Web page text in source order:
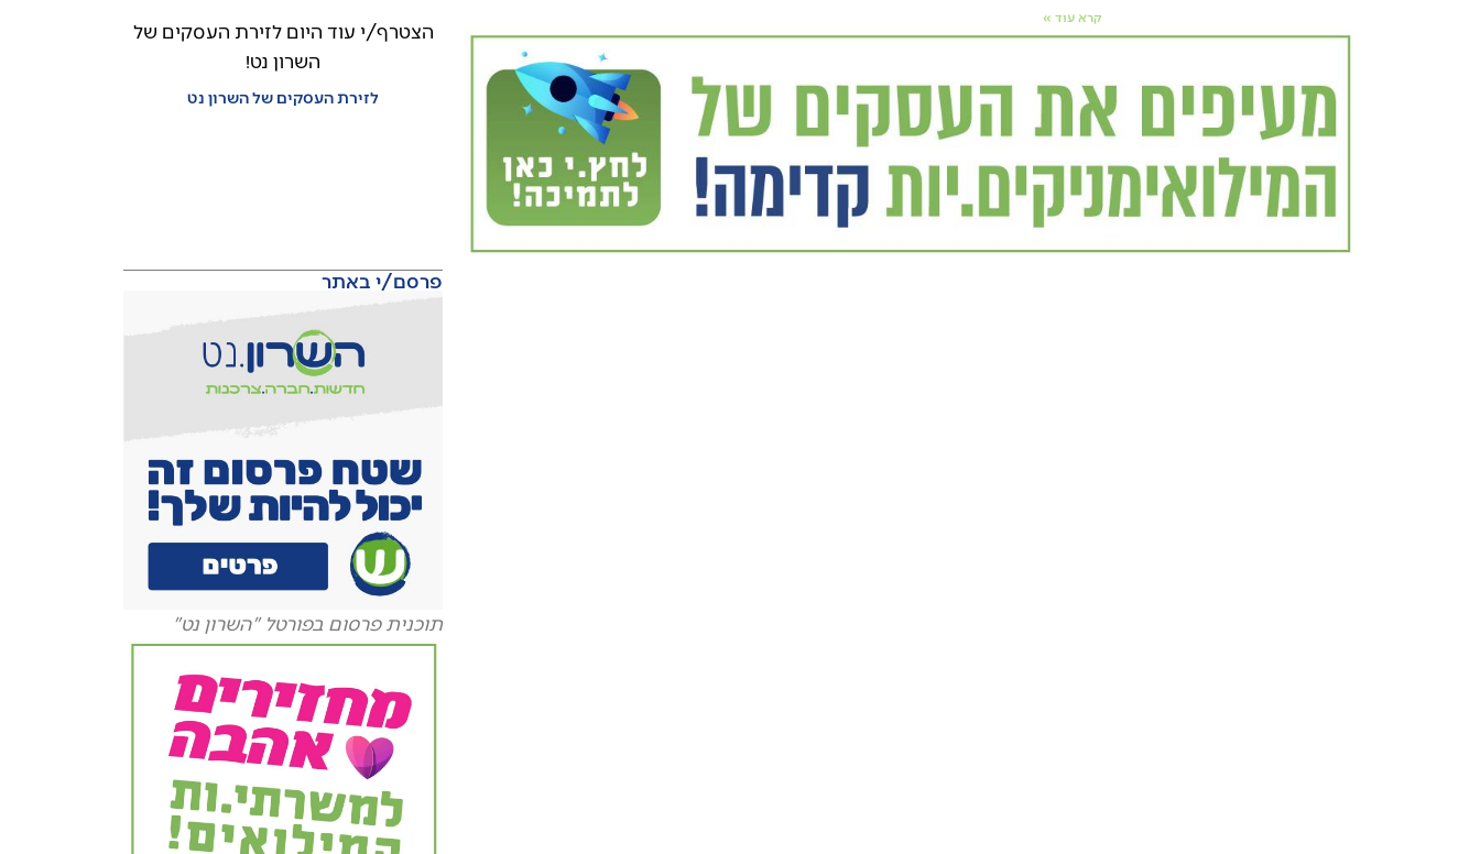
קרא עוד »
הצטרף/י עוד היום לזירת העסקים של
השרון נט!
לזירת העסקים של השרון נט
פרסם/י באתר
תוכנית פרסום בפורטל "השרון נט"